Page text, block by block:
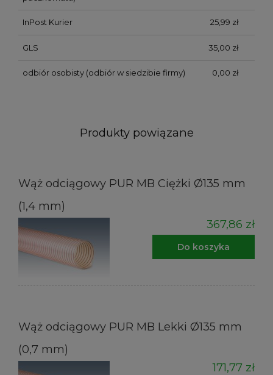
InPost Kurier 25,99 zł
GLS 35,00 zł
odbiór osobisty(odbiór w siedzibie firmy) 0,00 zł
Produkty powiązane
Wąż odciągowy PUR MB Ciężki Ø135 mm
(1,4 mm)
367,86 zł
Do koszyka
Wąż odciągowy PUR MB Lekki Ø135 mm
(0,7 mm)
171,77 zł